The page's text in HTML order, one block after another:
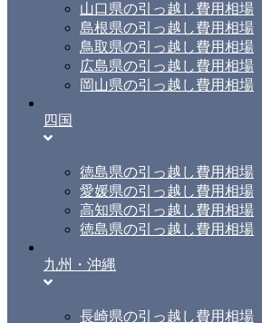
山口県の引っ越し費用相場
島根県の引っ越し費用相場
鳥取県の引っ越し費用相場
広島県の引っ越し費用相場
岡山県の引っ越し費用相場
四国
徳島県の引っ越し費用相場
愛媛県の引っ越し費用相場
高知県の引っ越し費用相場
徳島県の引っ越し費用相場
九州・沖縄
長崎県の引っ越し費用相場